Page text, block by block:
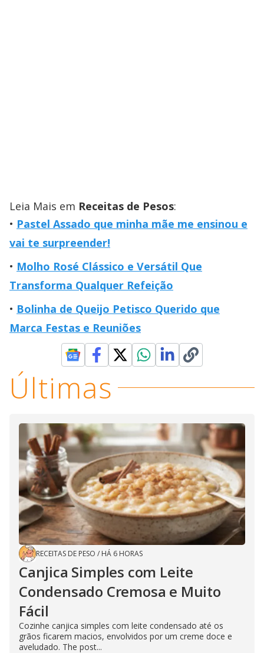
Leia Mais em Receitas de Pesos:
Pastel Assado que minha mãe me ensinou e
vai te surpreender!
Molho Rosé Clássico e Versátil Que
Transforma Qualquer Refeição
Bolinha de Queijo Petisco Querido que
Marca Festas e Reuniões
Últimas
RECEITAS DE PESO / HÁ 6 HORAS
Canjica Simples com Leite
Condensado Cremosa e Muito
Fácil
Cozinhe canjica simples com leite condensado até os
grãos ficarem macios, envolvidos por um creme doce e
aveludado. The post...